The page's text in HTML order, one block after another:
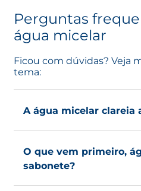
Perguntas
água micelar
Ficou com dúvidas? Veja
tema:
A água micelar clareia
Não é sua função
versões, como a
com ativos clareadores
O que vem primeiro, água micelar ou
sabonete?